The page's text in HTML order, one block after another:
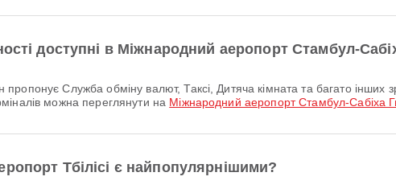
доступні в Міжнародний аеропорт Стамбул-
можна переглянути на Міжнародний аеропорт Стамбул-Сабіха
Тбілісі є найпопулярнішими?